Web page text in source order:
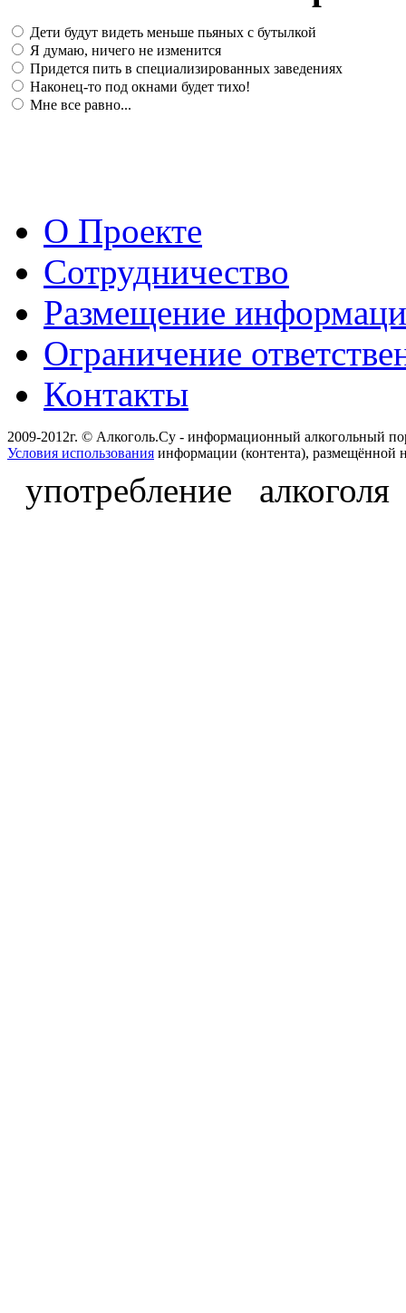
Дети будут видеть меньше пьяных с бутылкой
Я думаю, ничего не изменится
Придется пить в специализированных заведениях
Наконец-то под окнами будет тихо!
Мне все равно...
О Проекте
Сотрудничество
Размещение
Ограничение
Контакты
2009-2012г. © Алкоголь.Су - информационный алкогольный
Условия использования информации (контента), размещённой
употребление